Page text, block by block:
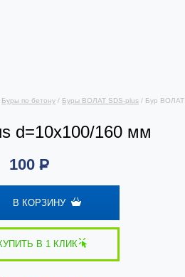
Буры по бетону / Буры ВОЛАТ SDS-plus / Бур ВОЛАТ
d=10х100/160 мм
100 Р
В КОРЗИНУ
В 1 КЛИК